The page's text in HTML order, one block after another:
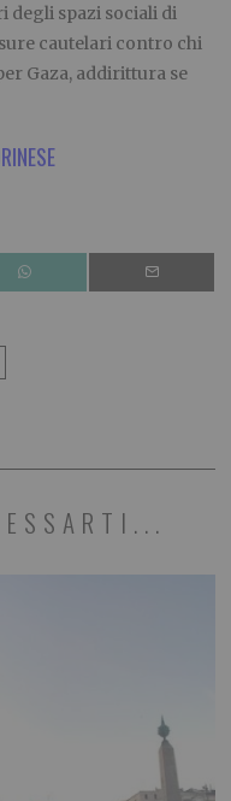
degli spazi sociali di
cautelari contro chi
Gaza, addirittura se